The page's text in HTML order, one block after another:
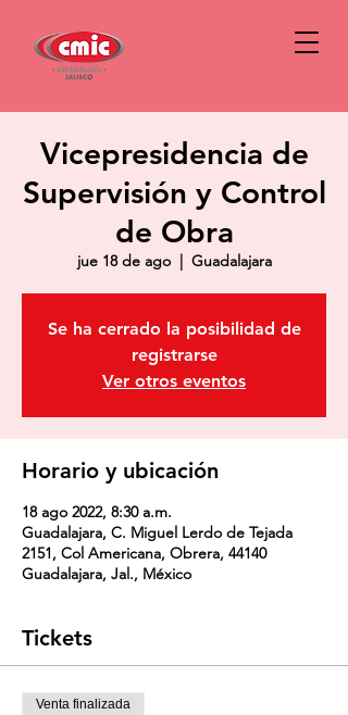
Vicepresidencia de
Supervisión y Control
de Obra
jue 18 de ago
  |
Guadalajara
Se ha cerrado la posibilidad de
registrarse
Ver otros eventos
Horario y ubicación
18 ago 2022, 8:30 a.m.
Guadalajara, C. Miguel Lerdo de Tejada
2151, Col Americana, Obrera, 44140
Guadalajara, Jal., México
Tickets
Venta finalizada